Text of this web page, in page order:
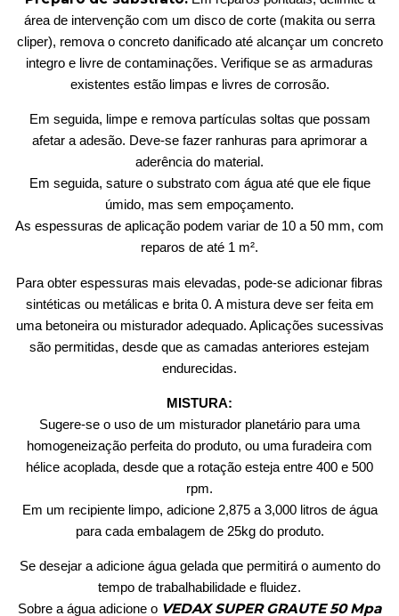
área de intervenção com um disco de corte (makita ou serra
cliper), remova o concreto danificado até alcançar um concreto
integro e livre de contaminações. Verifique se as armaduras
existentes estão limpas e livres de corrosão.
Em seguida, limpe e remova partículas soltas que possam
afetar a adesão. Deve-se fazer ranhuras para aprimorar a
aderência do material.
Em seguida, sature o substrato com água até que ele fique
úmido, mas sem empoçamento.
As espessuras de aplicação podem variar de 10 a 50 mm, com
reparos de até 1 m².
Para obter espessuras mais elevadas, pode-se adicionar fibras
sintéticas ou metálicas e brita 0. A mistura deve ser feita em
uma betoneira ou misturador adequado. Aplicações sucessivas
são permitidas, desde que as camadas anteriores estejam
endurecidas.
MISTURA:
Sugere-se o uso de um misturador planetário para uma
homogeneização perfeita do produto, ou uma furadeira com
hélice acoplada, desde que a rotação esteja entre 400 e 500
rpm.
Em um recipiente limpo, adicione 2,875 a 3,000 litros de água
para cada embalagem de 25kg do produto.
Se desejar a adicione água gelada que permitirá o aumento do
tempo de trabalhabilidade e fluidez.
Sobre a água adicione o VEDAX SUPER GRAUTE 50 Mpa